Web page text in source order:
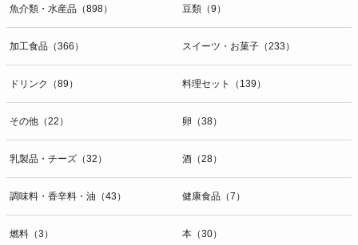
個人情報の提供は任意と致しますが、当社が依頼する情報の提供がな
い場合、内容が正確でない場合はサービスの提供やご対応等に支障を
きたす可能性がございますのでご了承下さい。
スログ、Cookie（クッキー）等を用いて管理しています。これらに
は、お客様のお名前、ご住所、電話番号、電子メールアドレスなど、
お客様を特定する個人情報は一切含まれておりません。
個人情報に関する問合わせ窓口
〒106-0044 東京都港区東麻布一丁目２７番１号 東麻布食文化ビル４
ＦＡＸ：047-401-6847
魚介類・水産品（898） 豆類（9）
加工食品（366） スイーツ・お菓子（233）
ドリンク（89） 料理セット（139）
その他（22） 卵（38）
乳製品・チーズ（32） 酒（28）
調味料・香辛料・油（43） 健康食品（7）
燃料（3） 本（30）